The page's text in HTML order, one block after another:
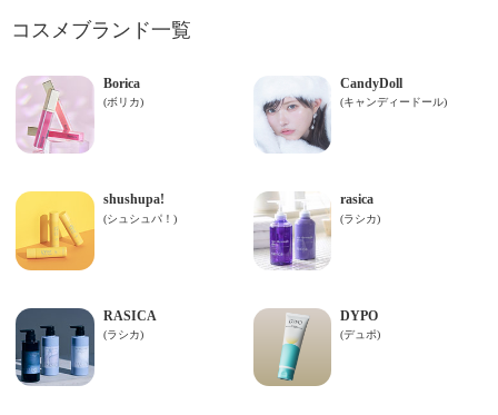
コスメブランド一覧